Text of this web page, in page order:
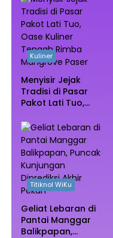
Kuliner
Menyisir Jejak
Tradisi di Pasar
Pakot Lati Tuo,
Tengah Rimba
Mangrove Paser
Titiknol WiKu
Geliat Lebaran di
Pantai Manggar
Balikpapan,